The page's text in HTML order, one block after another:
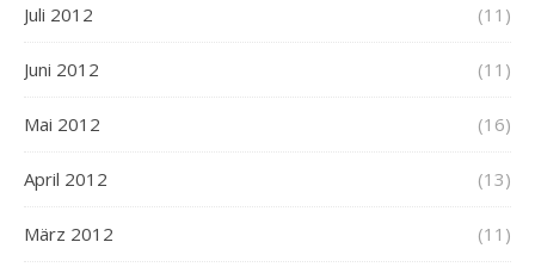
Juli 2012 (11)
Juni 2012 (11)
Mai 2012 (16)
April 2012 (13)
März 2012 (11)